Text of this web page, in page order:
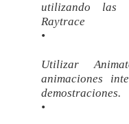
utilizando las
Raytrace
•
Utilizar
animaciones
demostraciones.
•